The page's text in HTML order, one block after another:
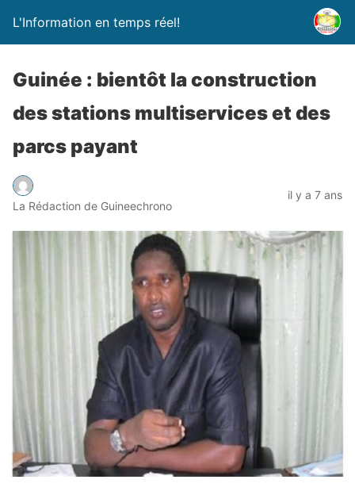
L'Information en temps réel!
Guinée : bientôt la construction
des stations multiservices et des
parcs payant
La Rédaction de Guineechrono
il y a 7 ans